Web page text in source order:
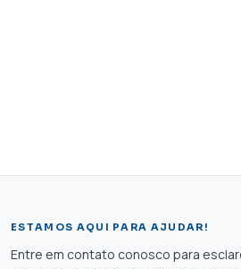
ESTAMOS AQUI PARA AJUDAR!
Entre em contato conosco para